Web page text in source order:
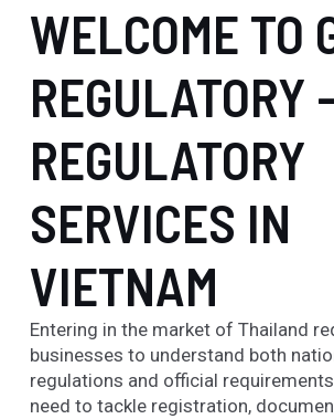
WELCOME TO
REGULATORY -
REGULATORY
SERVICES IN
VIETNAM
Entering in the market of Thailand
businesses to understand both
regulations and official
need to tackle registration,